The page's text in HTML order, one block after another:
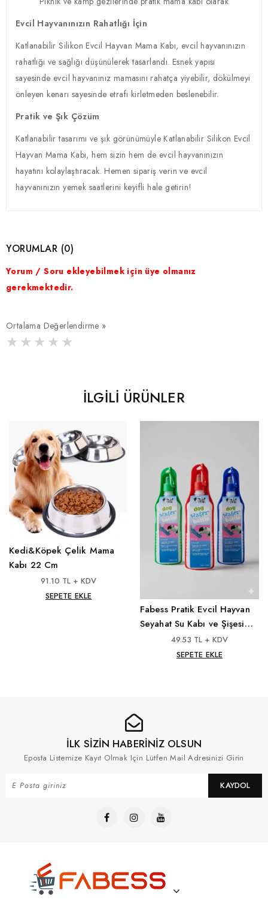
Evcil Hayvanınızın Rahatlığı İçin
Katlanabilir Silikon Evcil Hayvan Mama Kabı, evcil hayvanınızın
rahatlığı ve sağlığı düşünülerek tasarlandı. Esnek yapısı
sayesinde evcil hayvanınız mamasını rahatça yiyebilir, dökülmeyi
önleyen kenarı sayesinde etrafı kirletmeden beslenebilir.
Pratik ve Şık Çözüm
Katlanabilir tasarımı ve şık görünümüyle Katlanabilir Silikon Evcil
Hayvan Mama Kabı, hem sizin hem de evcil hayvanınızın
hayatını kolaylaştıracak. Hemen sipariş verin ve evcil
hayvanınızın yemek saatlerini keyifli hale getirin!
YORUMLAR (0)
Yorum / Soru ekleyebilmek için üye olmanız
gerekmektedir.
Ortalama Değerlendirme »
İLGILI ÜRÜNLER
Kedi&Köpek Çelik Mama
Kabı 22 Cm
91.10 TL + KDV
SEPETE EKLE
Fabess Pratik Evcil Hayvan
Seyahat Su Kabı ve Şişesi
(14 oz / 415 ml)
49.53 TL + KDV
SEPETE EKLE
İLK SİZİN HABERİNİZ OLSUN
Eposta Listemize Kayıt Olmak Için Lütfen Mail Adresinizi Girin
KAYDOL